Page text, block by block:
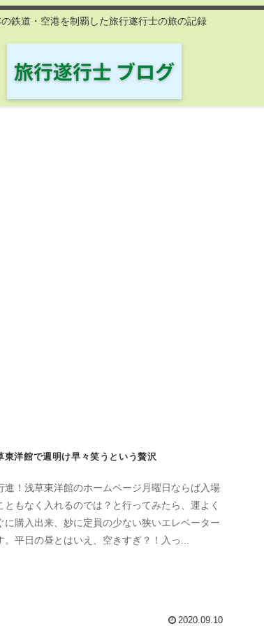
の鉄道・空港を制覇した旅行遂行士の旅の記録
東洋館で週明け早々笑うという贅沢
進！浅草東洋館のホームページ月曜日ならば入場
ともなく入れるのでは？と行ってみたら、運よく
に購入出来、妙に定員の少ない狭いエレベーター
。平日の昼とはいえ、空きすぎ？！入っ...
2020.09.10